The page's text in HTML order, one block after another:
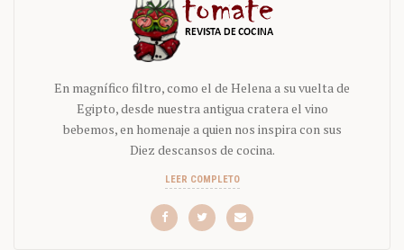
En magnífico filtro, como el de Helena a su vuelta de
Egipto, desde nuestra antigua cratera el vino
bebemos, en homenaje a quien nos inspira con sus
Diez descansos de cocina.
LEER COMPLETO